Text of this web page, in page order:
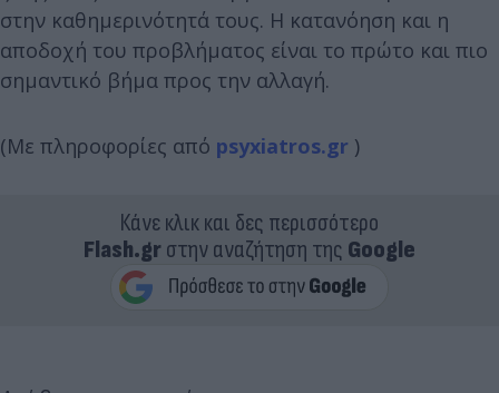
στην καθημερινότητά τους. Η κατανόηση και η
αποδοχή του προβλήματος είναι το πρώτο και πιο
σημαντικό βήμα προς την αλλαγή.
(Με πληροφορίες από psyxiatros.gr )
Κάνε κλικ και δες περισσότερο
Flash.grστην αναζήτηση της Google